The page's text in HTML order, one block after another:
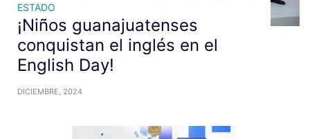
ESTADO
¡Niños guanajuatenses
conquistan el inglés en el
English Day!
DICIEMBRE, 2024